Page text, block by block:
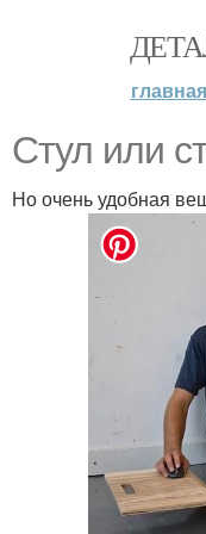
главная
Стул или
Но очень удобная